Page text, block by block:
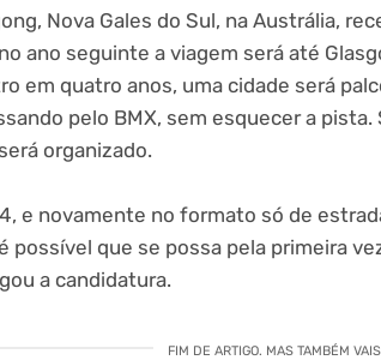
Nova Gales do Sul, na Austrália,
ano seguinte a viagem será até
em quatro anos, uma cidade será
pelo BMX, sem esquecer a
organizado.
e novamente no formato só de
possível que se possa pela primeira
a candidatura.
FIM DE ARTIGO. MAS TAMBÉM